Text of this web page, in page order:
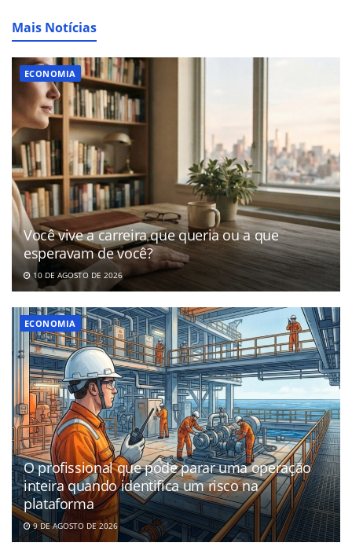
Mais Notícias
ECONOMIA
Você vive a carreira que queria ou a que
esperavam de você?
10 DE AGOSTO DE 2026
ECONOMIA
O profissional que pode parar uma operação
inteira quando identifica um risco na
plataforma
9 DE AGOSTO DE 2026